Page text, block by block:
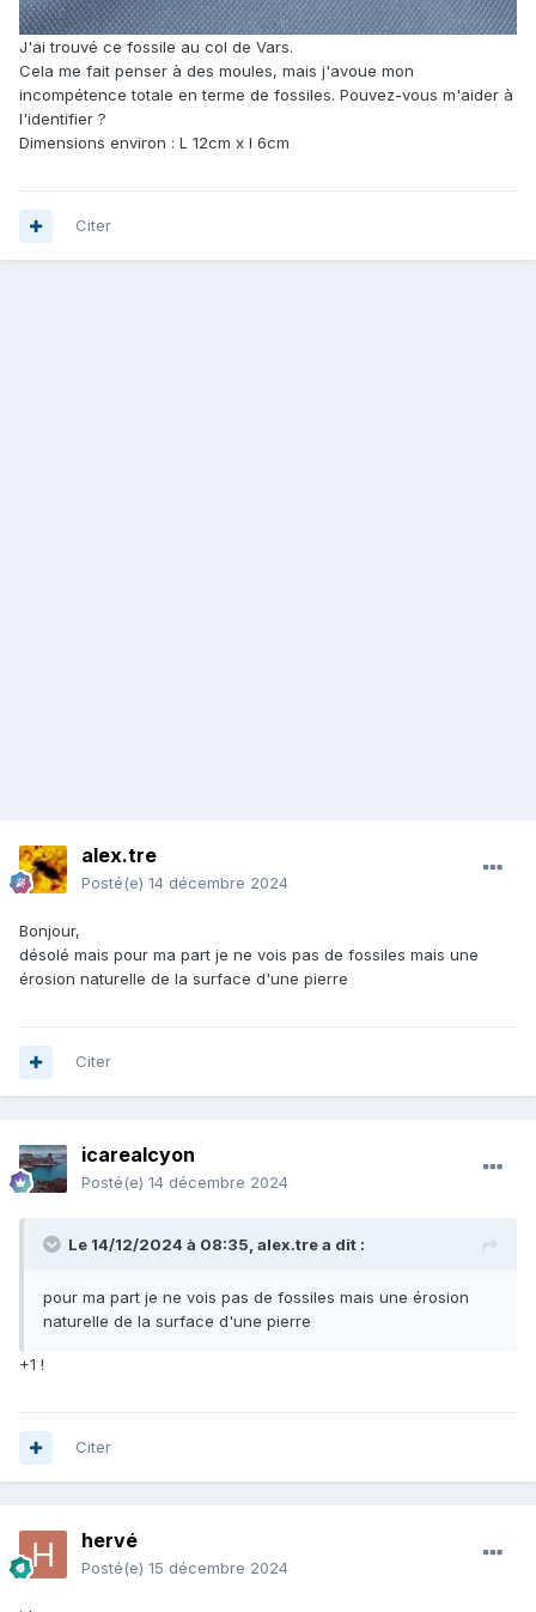
J'ai trouvé ce fossile au col de Vars.
Cela me fait penser à des moules, mais j'avoue mon
incompétence totale en terme de fossiles. Pouvez-vous m'aider à
l'identifier ?
Dimensions environ : L 12cm x l 6cm
Citer
alex.tre
Posté(e) 14 décembre 2024
Bonjour,
désolé mais pour ma part je ne vois pas de fossiles mais une
érosion naturelle de la surface d'une pierre
Citer
icarealcyon
Posté(e) 14 décembre 2024
Le 14/12/2024 à 08:35, alex.trea dit :
pour ma part je ne vois pas de fossiles mais une érosion
naturelle de la surface d'une pierre
+1 !
Citer
hervé
Posté(e) 15 décembre 2024